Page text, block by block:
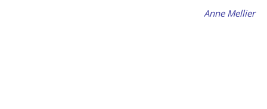
Anne Mellier